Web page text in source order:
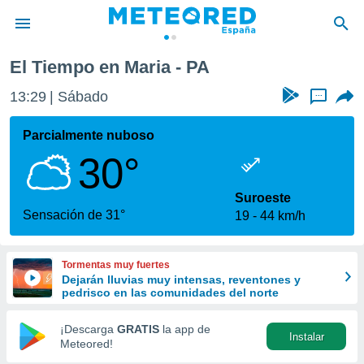
de
por
se
calidad.
a este
las
y
forma
digital
basada
El Tiempo en Maria - PA
13:29 Sábado ...
Parcialmente nuboso
30°
Sensación de 31°
Suroeste
19
44 km/h
Tormentas muy fuertes
Dejarán lluvias muy intensas, reventones y
pedrisco en las comunidades del norte
¡Descarga GRATIS la app de
Meteored!
Instalar